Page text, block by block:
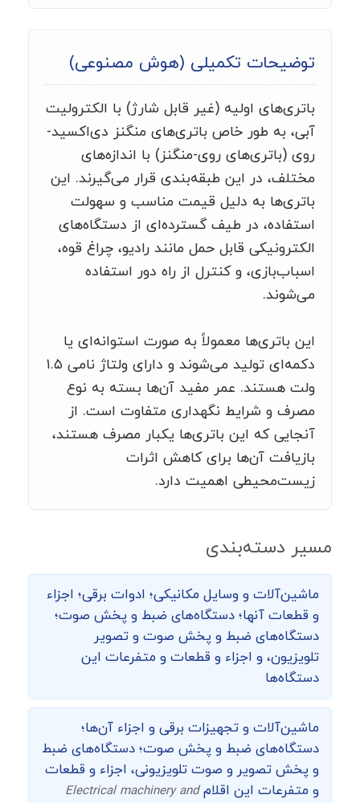
توضیحات تکمیلی (هوش مصنوعی)
باتری‌های اولیه (غیر قابل شارژ) با الکترولیت
آبی، به طور خاص باتری‌های منگنز دی‌اکسید-
روی (باتری‌های روی-منگنز) با اندازه‌های
مختلف، در این طبقه‌بندی قرار می‌گیرند. این
باتری‌ها به دلیل قیمت مناسب و سهولت
استفاده، در طیف گسترده‌ای از دستگاه‌های
الکترونیکی قابل حمل مانند رادیو، چراغ قوه،
اسباب‌بازی، و کنترل از راه دور استفاده
می‌شوند.
این باتری‌ها معمولاً به صورت استوانه‌ای یا
دکمه‌ای تولید می‌شوند و دارای ولتاژ نامی ۱.۵
ولت هستند. عمر مفید آن‌ها بسته به نوع
مصرف و شرایط نگهداری متفاوت است. از
آنجایی که این باتری‌ها یکبار مصرف هستند،
بازیافت آن‌ها برای کاهش اثرات
زیست‌محیطی اهمیت دارد.
مسیر دسته‌بندی
ماشین‌‌آلات و وسایل مکانیکی؛ ادوات برقی؛ اجزاء
و قطعات آنها؛ دستگاه‌های ضبط و پخش صوت؛
دستگاه‌های ضبط و پخش صوت و تصویر
تلویزیون، و اجزاء و قطعات و متفرعات این
دستگاه‌ها
ماشین‌آلات و تجهیزات برقی و اجزاء آن‌ها؛
دستگاه‌های ضبط و پخش صوت؛ دستگاه‌های ضبط
و پخش تصویر و صوت تلویزیونی، اجزاء و قطعات
و متفرعات این اقلامElectrical machinery and